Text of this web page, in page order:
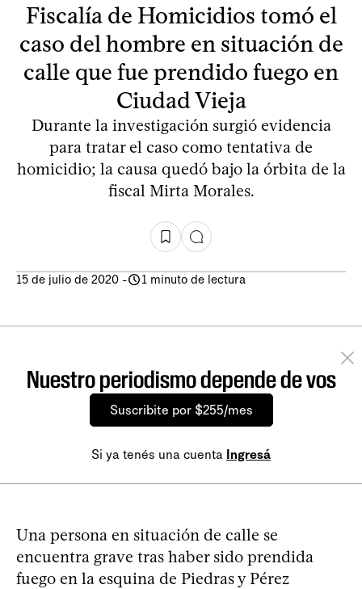
Fiscalía de Homicidios tomó el
caso del hombre en situación de
calle que fue prendido fuego en
Ciudad Vieja
Durante la investigación surgió evidencia
para tratar el caso como tentativa de
homicidio; la causa quedó bajo la órbita de la
fiscal Mirta Morales.
15 de julio de 2020 - 1 minuto de lectura
Nuestro periodismo depende de vos
Suscribite por $255/mes
Si ya tenés una cuenta Ingresá
Una persona en situación de calle se
encuentra grave tras haber sido prendida
fuego en la esquina de Piedras y Pérez